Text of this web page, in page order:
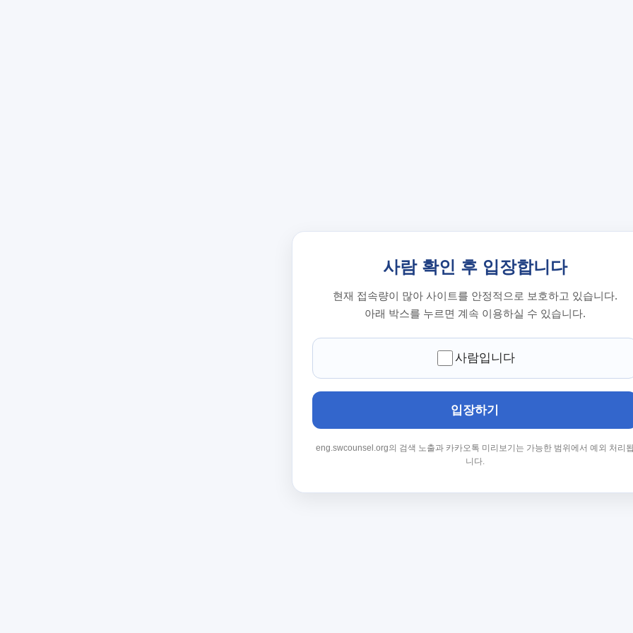
사람 확인 후 입장합니다
현재 접속량이 많아 사이트를 안정적으로 보호하고 있습니다.
아래 박스를 누르면 계속 이용하실 수 있습니다.
사람입니다
입장하기
eng.swcounsel.org의 검색 노출과 카카오톡 미리보기는 가능한 범위에서 예외 처리
니다.